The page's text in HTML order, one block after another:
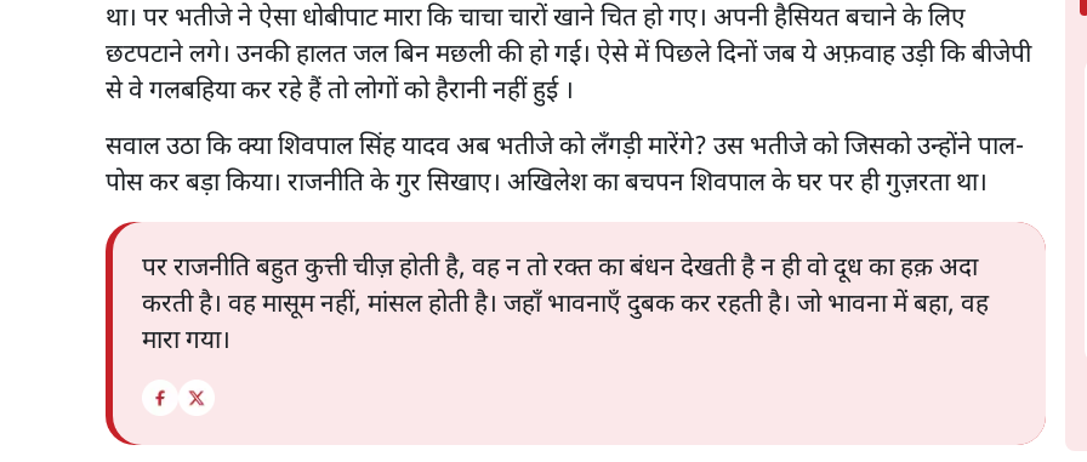
था। पर भतीजे ने ऐसा धोबीपाट मारा कि चाचा चारों खाने चित हो गए। अपनी हैसियत बचाने के लिए
छटपटाने लगे। उनकी हालत जल बिन मछली की हो गई। ऐसे में पिछले दिनों जब ये अफ़वाह उड़ी कि बीजेपी
से वे गलबहिया कर रहे हैं तो लोगों को हैरानी नहीं हुई ।
सवाल उठा कि क्या शिवपाल सिंह यादव अब भतीजे को लँगड़ी मारेंगे? उस भतीजे को जिसको उन्होंने पाल-
पोस कर बड़ा किया। राजनीति के गुर सिखाए। अखिलेश का बचपन शिवपाल के घर पर ही गुज़रता था।
पर राजनीति बहुत कुत्ती चीज़ होती है, वह न तो रक्त का बंधन देखती है न ही वो दूध का हक़ अदा
करती है। वह मासूम नहीं, मांसल होती है। जहाँ भावनाएँ दुबक कर रहती है। जो भावना में बहा, वह
मारा गया।